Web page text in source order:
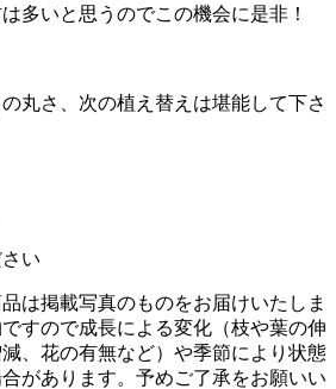
多いと思うのでこの機会に是非！
丸さ、次の植え替えは堪能して下さ
い
は掲載写真のものをお届けいたしま
すので成長による変化（枝や葉の伸
、花の有無など）や季節により状態
があります。予めご了承をお願いい